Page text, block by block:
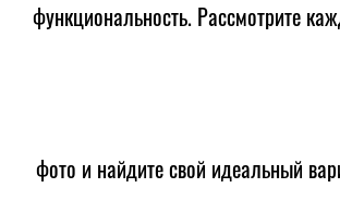
функциональность. Рассмотрите
фото и найдите свой идеальный